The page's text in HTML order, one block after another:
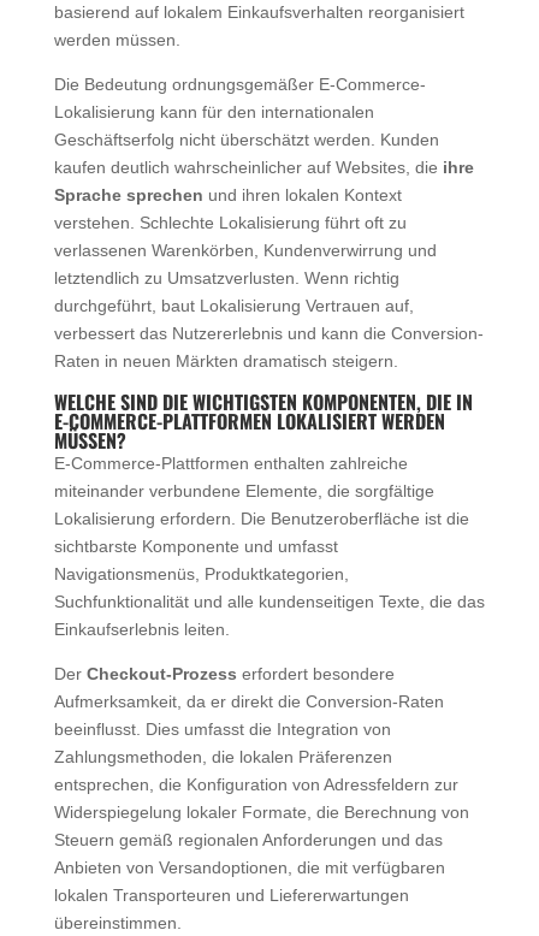
basierend auf lokalem Einkaufsverhalten reorganisiert
werden müssen.
Die Bedeutung ordnungsgemäßer E-Commerce-
Lokalisierung kann für den internationalen
Geschäftserfolg nicht überschätzt werden. Kunden
kaufen deutlich wahrscheinlicher auf Websites, die ihre
Sprache sprechen und ihren lokalen Kontext
verstehen. Schlechte Lokalisierung führt oft zu
verlassenen Warenkörben, Kundenverwirrung und
letztendlich zu Umsatzverlusten. Wenn richtig
durchgeführt, baut Lokalisierung Vertrauen auf,
verbessert das Nutzererlebnis und kann die Conversion-
Raten in neuen Märkten dramatisch steigern.
WELCHE SIND DIE WICHTIGSTEN KOMPONENTEN, DIE IN
E-COMMERCE-PLATTFORMEN LOKALISIERT WERDEN
MÜSSEN?
E-Commerce-Plattformen enthalten zahlreiche
miteinander verbundene Elemente, die sorgfältige
Lokalisierung erfordern. Die Benutzeroberfläche ist die
sichtbarste Komponente und umfasst
Navigationsmenüs, Produktkategorien,
Suchfunktionalität und alle kundenseitigen Texte, die das
Einkaufserlebnis leiten.
Der Checkout-Prozess erfordert besondere
Aufmerksamkeit, da er direkt die Conversion-Raten
beeinflusst. Dies umfasst die Integration von
Zahlungsmethoden, die lokalen Präferenzen
entsprechen, die Konfiguration von Adressfeldern zur
Widerspiegelung lokaler Formate, die Berechnung von
Steuern gemäß regionalen Anforderungen und das
Anbieten von Versandoptionen, die mit verfügbaren
lokalen Transporteuren und Liefererwartungen
übereinstimmen.